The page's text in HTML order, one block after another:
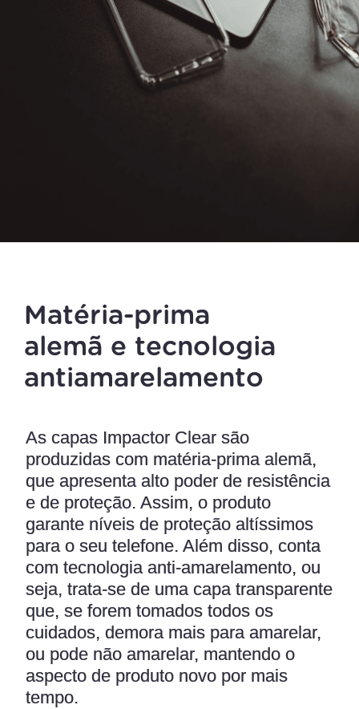
Matéria-prima
alemã e tecnologia
antiamarelamento
As capas Impactor Clear são
produzidas com matéria-prima alemã,
que apresenta alto poder de resistência
e de proteção. Assim, o produto
garante níveis de proteção altíssimos
para o seu telefone. Além disso, conta
com tecnologia anti-amarelamento, ou
seja, trata-se de uma capa transparente
que, se forem tomados todos os
cuidados, demora mais para amarelar,
ou pode não amarelar, mantendo o
aspecto de produto novo por mais
tempo.